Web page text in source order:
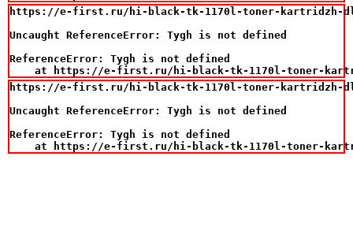
https://e-first.ru/hi-black-tk-1170l-toner-kartridzh-dlya-
Uncaught ReferenceError: Tygh is not defined
ReferenceError: Tygh is not defined
at https://e-first.ru/hi-black-tk-1170l-toner-
https://e-first.ru/hi-black-tk-1170l-toner-kartridzh-dlya-
Uncaught ReferenceError: Tygh is not defined
ReferenceError: Tygh is not defined
at https://e-first.ru/hi-black-tk-1170l-toner-